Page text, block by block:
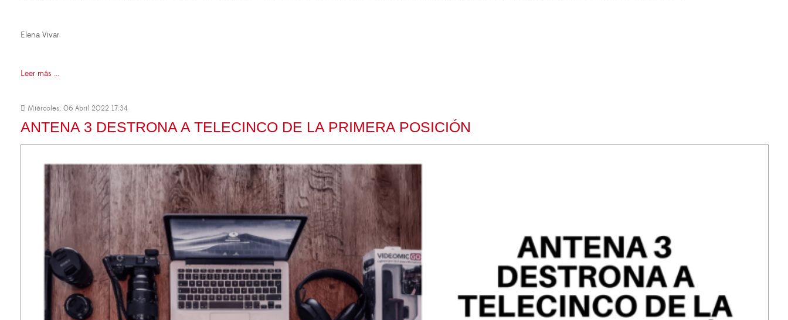
Elena Vivar
Leer más ...
Miércoles, 06 Abril 2022 17:34
ANTENA 3 DESTRONA A TELECINCO DE LA PRIMERA POSICIÓN